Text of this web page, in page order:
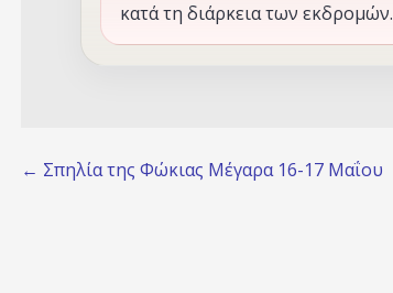
κατά τη διάρκεια των εκδρομών.
Post
← Σπηλία της Φώκιας Μέγαρα 16-17 Μαΐου